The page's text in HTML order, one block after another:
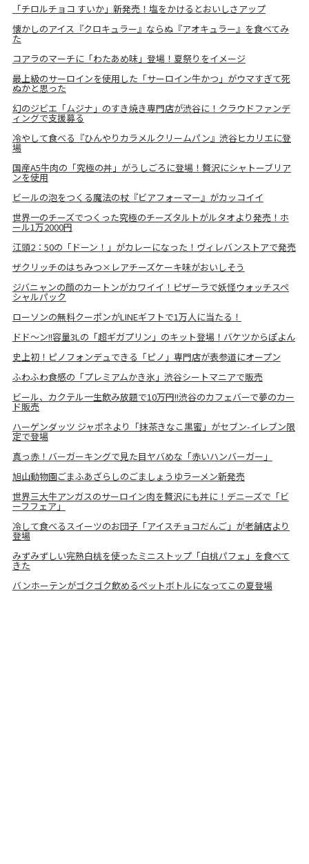
「チロルチョコ すいか」新発売！塩をかけるとおいしさアップ
懐かしのアイス『クロキュラー』ならぬ『アオキュラー』を食べてみ
た
コアラのマーチに「わたあめ味」登場！夏祭りをイメージ
最上級のサーロインを使用した「サーロイン牛かつ」がウマすぎて死
ぬかと思った
幻のジビエ「ムジナ」のすき焼き専門店が渋谷に！クラウドファンデ
ィングで支援募る
冷やして食べる『ひんやりカラメルクリームパン』渋谷ヒカリエに登
場
国産A5牛肉の「究極の丼」がうしごろに登場！贅沢にシャトーブリア
ンを使用
ビールの泡をつくる魔法の杖『ビアフォーマー』がカッコイイ
世界一のチーズでつくった究極のチーズタルトがルタオより発売！ホ
ール1万2000円
江頭2：50の「ドーン！」がカレーになった！ヴィレバンストアで発売
ザクリッチのはちみつ×レアチーズケーキ味がおいしそう
ジバニャンの顔のカートンがカワイイ！ピザーラで妖怪ウォッチスペ
シャルパック
ローソンの無料クーポンがLINEギフトで1万人に当たる！
ドド～ン!!容量3Lの「超ギガプリン」のキット登場！バケツからぽよん
史上初！ピノフォンデュできる「ピノ」専門店が表参道にオープン
ふわふわ食感の「プレミアムかき氷」渋谷シートマニアで販売
ビール、カクテル一生飲み放題で10万円!!渋谷のカフェバーで夢のカー
ド販売
ハーゲンダッツ ジャポネより「抹茶きなこ黒蜜」がセブン-イレブン限
定で登場
真っ赤！バーガーキングで見た目ヤバめな「赤いハンバーガー」
旭山動物園ごまふあざらしのごましょうゆラーメン新発売
世界三大牛アンガスのサーロイン肉を贅沢にも丼に！デニーズで「ビ
ーフフェア」
冷して食べるスイーツのお団子「アイスチョコだんご」が老舗店より
登場
みずみずしい完熟白桃を使ったミニストップ「白桃パフェ」を食べて
きた
バンホーテンがゴクゴク飲めるペットボトルになってこの夏登場